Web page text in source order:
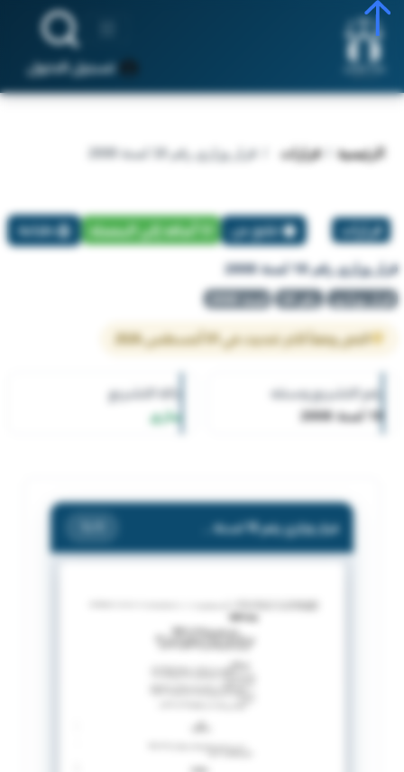
تسجيل الدخول
الرئيسية قرارات قرار وزاري رقم 18 لسنة 2008
قرارات تبليغ عن أضافة إلي المفضلة طباعة
قرار وزاري رقم 18 لسنة 2008
قرار وزاري رقم 18 لسنة 2008
النص وفقاً لآخر تحديث في 01 أغسطس 2026
رقم التشريع وسنته
18 لسنة 2008
حالة التشريع
ساري